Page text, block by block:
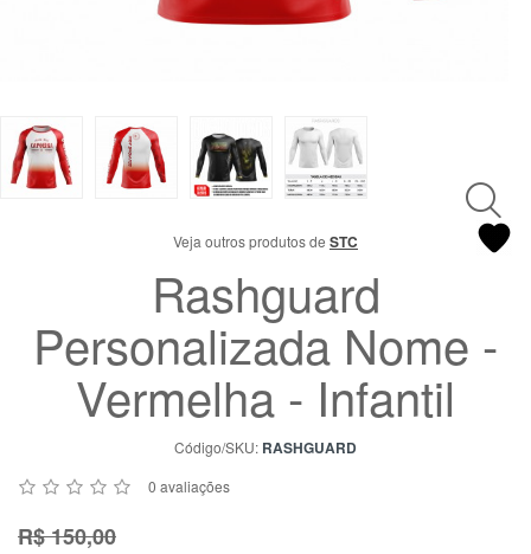
9
8309-
9797
mensagem
Veja outros produtos de STC
Rashguard
Personalizada Nome -
Vermelha - Infantil
Código/SKU: RASHGUARD
0 avaliações
R$ 150,00